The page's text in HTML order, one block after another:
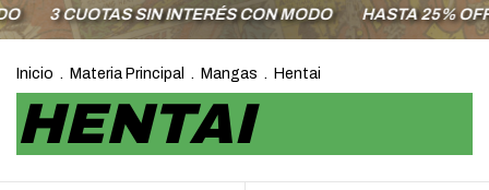
3 CUOTAS SIN INTERÉS CON MODO HASTA 25% OFF
Inicio . Materia Principal . Mangas . Hentai
HENTAI